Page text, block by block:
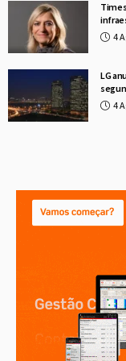
4
LG
4